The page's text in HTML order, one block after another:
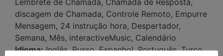
Lembrete de Chamada, Chamada de Resposta,
discagem de Chamada, Controle Remoto, Empurre
Mensagem, 24 instrução hora, Despertador,
Semana, Mês, interactiveMusic, Calendário
Idioma:Inglês, Russo, Espanhol, Português, Turco,